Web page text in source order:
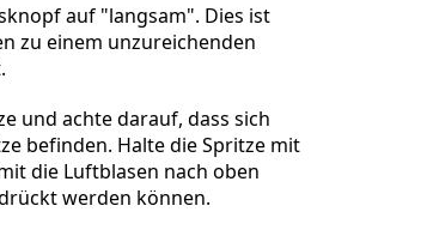
auf "langsam". Dies ist
zu einem unzureichenden
und achte darauf, dass sich
befinden. Halte die Spritze mit
die Luftblasen nach oben
werden können.